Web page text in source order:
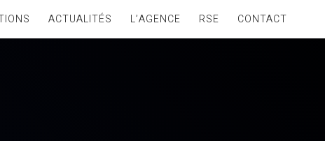
ACTUALITÉS L’AGENCE RSE CONTACT